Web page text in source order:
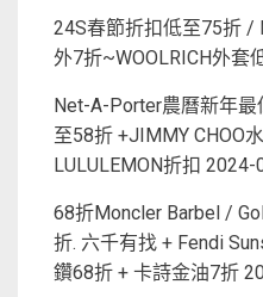
24S春節折扣低至75折 /
外7折~WOOLRICH外套
Net-A-Porter農曆新年最
至58折 +JIMMY CHOO
LULULEMON折扣 2024-
68折Moncler Barbel /
折. 六千有找 + Fendi
鑽68折 + 卡詩金油7折